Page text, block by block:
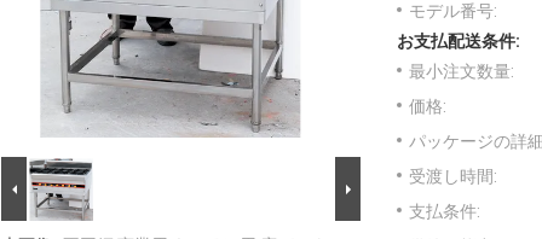
モデル番号:
お支払配送条件:
最小注文数量:
価格:
パッケージの詳
受渡し時間:
支払条件: